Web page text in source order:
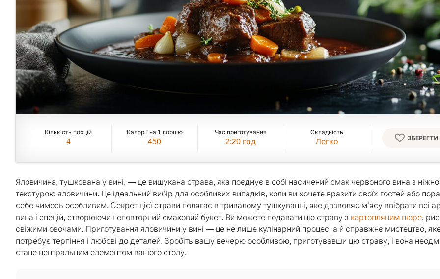
Кількість порцій
4
Калорії на 1 порцію
450
Час приготування
2:20 год
Складність
Легко ЗБЕРЕГТИ
Яловичина, тушкована у вині, — це вишукана страва, яка поєднує в собі насичений смак червоного вина з
текстурою яловичини. Це ідеальний вибір для особливих випадків, коли ви хочете вразити своїх гостей або
себе чимось особливим. Секрет цієї страви полягає в тривалому тушкуванні, яке дозволяє м’ясу ввібрати всі
вина і спецій, створюючи неповторний смаковий букет. Ви можете подавати цю страву з картопляним пюре,
свіжими овочами. Приготування яловичини у вині — це не лише кулінарний процес, а й справжнє мистецтво,
потребує терпіння і любові до деталей. Зробіть вашу вечерю особливою, приготувавши цю страву, і вона
стане центральним елементом вашого столу.